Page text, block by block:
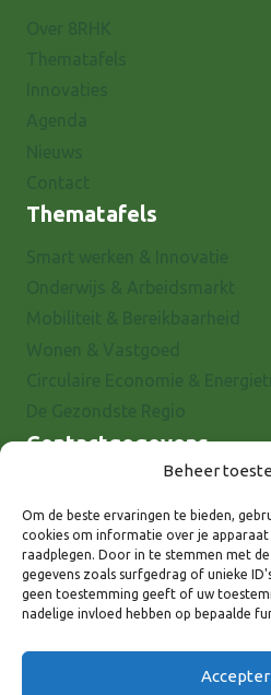
Beheer
Om de beste ervaringen te bieden,
cookies om informatie over je
raadplegen. Door in te stemmen met
gegevens zoals surfgedrag of unieke
geen toestemming geeft of uw
nadelige invloed hebben op bepaalde
Thematafels
Contactgegevens
7001 EX Doetinchem
E-mail: info@8rhk.nl
Telefoonnummers
Privacyverklaring